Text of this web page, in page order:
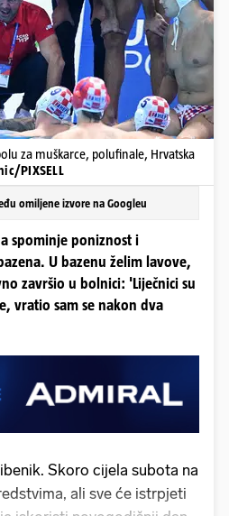
za muškarce, polufinale, Hrvatska
PIXSELL
omiljene izvore na Googleu
spominje poniznost i
U bazenu želim lavove,
završio u bolnici: 'Liječnici su
vratio sam se nakon dva
Skoro cijela subota na
ali sve će istrpjeti